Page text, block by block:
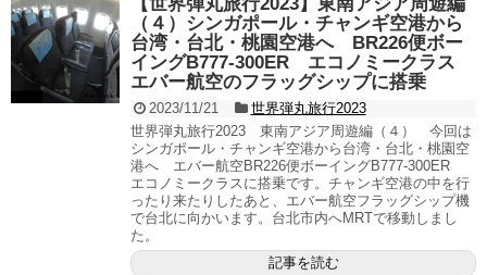
（４）シンガポール・チャンギ空港から
台湾・台北・桃園空港へ BR226便ボー
イングB777-300ER エコノミークラス
エバー航空のフラッグシップに搭乗
2023/11/21
世界弾丸旅行2023
世界弾丸旅行2023 東南アジア周遊編（４） 今回は
シンガポール・チャンギ空港から台湾・台北・桃園空
港へ エバー航空BR226便ボーイングB777-300ER
エコノミークラスに搭乗です。チャンギ空港の中を行
ったり来たりしたあと、エバー航空フラッグシップ機
で台北に向かいます。台北市内へMRTで移動しまし
た。
記事を読む